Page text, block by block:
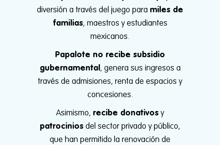
diversión a través del juego para miles de
familias, maestros y estudiantes
mexicanos.
Papalote no recibe subsidio
gubernamental, genera sus ingresos a
través de admisiones, renta de espacios y
concesiones.
Asimismo, recibe donativos y
patrocinios del sector privado y público,
que han permitido la renovación de